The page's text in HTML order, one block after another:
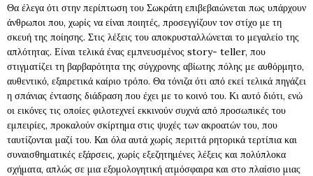
Θα έλεγα ότι στην περίπτωση του Σωκράτη επιβεβαιώνεται πως υπάρχουν
άνθρωποι που, χωρίς να είναι ποιητές, προσεγγίζουν τον στίχο με τη
σκευή της ποίησης. Στις λέξεις του αποκρυσταλλώνεται το μεγαλείο της
απλότητας. Είναι τελικά ένας εμπνευσμένος story- teller, που
στιγματίζει τη βαρβαρότητα της σύγχρονης αβίωτης πόλης με αυθόρμητο,
αυθεντικό, εξαιρετικά καίριο τρόπο. Θα τόνιζα ότι από εκεί τελικά πηγάζει
η σπάνιας έντασης διάδραση που έχει με το κοινό του. Κι αυτό διότι, ενώ
οι εικόνες τις οποίες φιλοτεχνεί εκκινούν συχνά από προσωπικές του
εμπειρίες, προκαλούν σκίρτημα στις ψυχές των ακροατών του, που
ταυτίζονται μαζί του. Και όλα αυτά χωρίς περιττά ρητορικά τερτίπια και
συναισθηματικές εξάρσεις, χωρίς εξεζητημένες λέξεις και πολύπλοκα
σχήματα, απλώς σε μια εξομολογητική ατμόσφαιρα και στο πλαίσιο μιας